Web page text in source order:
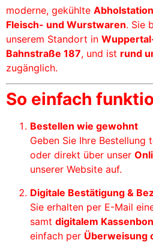
moderne, gekühlte
Fleisch- und Wurstwaren. Sie
unserem Standort in
Bahnstraße 187, und ist rund
zugänglich.
So einfach
Bestellen wie gewohnt
Geben Sie Ihre Bestellung
oder direkt über unser
unserer Website auf.
Digitale Bestätigung &
Sie erhalten per E-Mail
samt digitalem Kassenbon
einfach per Überweisung